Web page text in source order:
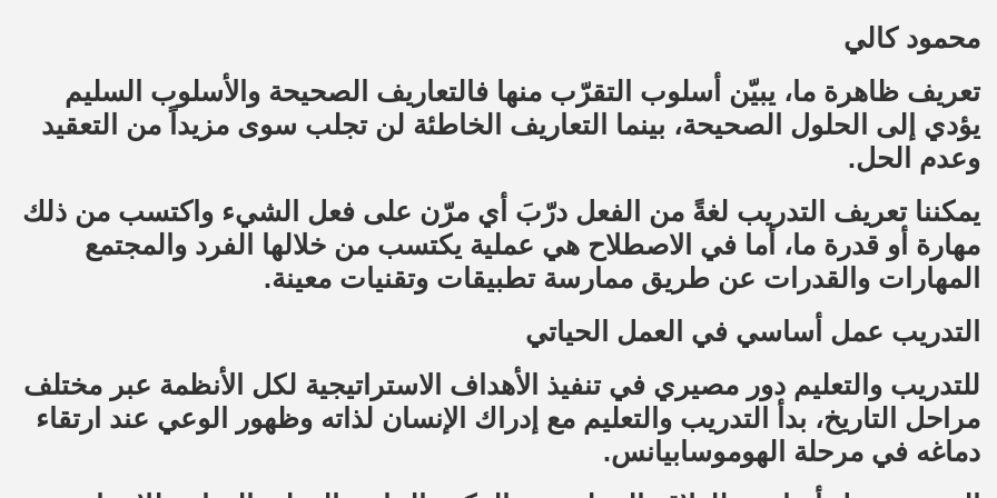
محمود كالي
تعريف ظاهرة ما، يبيّن أسلوب التقرّب منها فالتعاريف الصحيحة والأسلوب السليم
يؤدي إلى الحلول الصحيحة، بينما التعاريف الخاطئة لن تجلب سوى مزيداً من التعقيد
وعدم الحل.
يمكننا تعريف التدريب لغةً من الفعل درّبَ أي مرّن على فعل الشيء واكتسب من ذلك
مهارة أو قدرة ما، أما في الاصطلاح هي عملية يكتسب من خلالها الفرد والمجتمع
المهارات والقدرات عن طريق ممارسة تطبيقات وتقنيات معينة.
التدريب عمل أساسي في العمل الحياتي
للتدريب والتعليم دور مصيري في تنفيذ الأهداف الاستراتيجية لكل الأنظمة عبر مختلف
مراحل التاريخ، بدأ التدريب والتعليم مع إدراك الإنسان لذاته وظهور الوعي عند ارتقاء
دماغه في مرحلة الهوموسابيانس.